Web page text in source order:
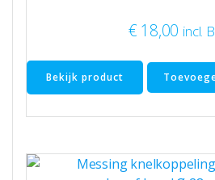
€ 18,00 incl.
Bekijk product